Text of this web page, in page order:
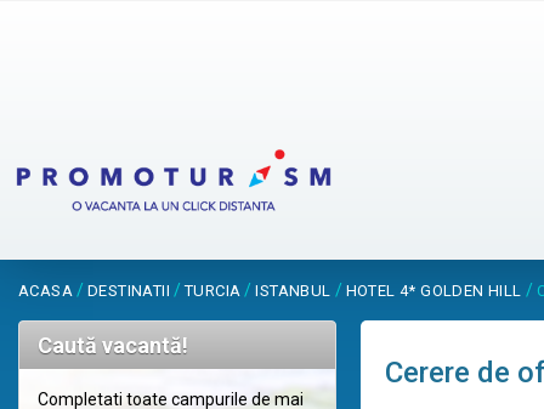
ACASA / DESTINATII /TURCIA /ISTANBUL / HOTEL 4* GOLDEN HILL /
Caută vacantă!
Completati toate campurile de mai
Cerere de